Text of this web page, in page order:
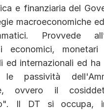
e finanziaria del
macroeconomiche
Provvede
economici,
ed internazionali ed
le passività
ovvero il
Il DT si occupa,